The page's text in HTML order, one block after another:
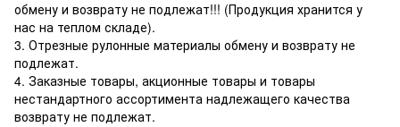
обмену и возврату не подлежат!!! (Продукция хранится у
нас на теплом складе).
3. Отрезные рулонные материалы обмену и возврату не
подлежат.
4. Заказные товары, акционные товары и товары
нестандартного ассортимента надлежащего качества
возврату не подлежат.